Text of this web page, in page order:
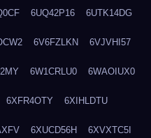
6UQ42P16 6UTK14DG
6V6FZLKN 6VJVHI57
6W1CRLU0 6WAOIUX0
6XFR4OTY 6XIHLDTU
6XUCD56H 6XVXTC5I